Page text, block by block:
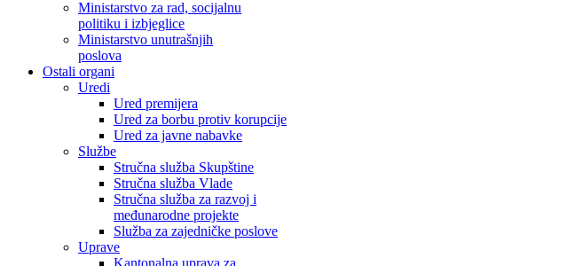
Ministarstvo za rad, socijalnu
politiku i izbjeglice
Ministarstvo unutrašnjih
poslova
Ostali organi
Uredi
Ured premijera
Ured za borbu protiv korupcije
Ured za javne nabavke
Službe
Stručna služba Skupštine
Stručna služba Vlade
Stručna služba za razvoj i
međunarodne projekte
Služba za zajedničke poslove
Uprave
Kantonalna uprava za